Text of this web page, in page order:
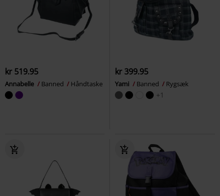
kr 519.95
Annabelle Banned Håndtaske
kr 399.95
Yami Banned Rygsæk
+1